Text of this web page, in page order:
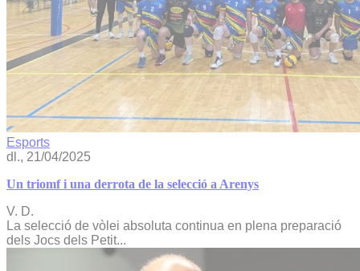
Esports
dl., 21/04/2025
Un triomf i una derrota de la selecció a Arenys
V. D.
La selecció de vòlei absoluta continua en plena preparació
dels Jocs dels Petit...